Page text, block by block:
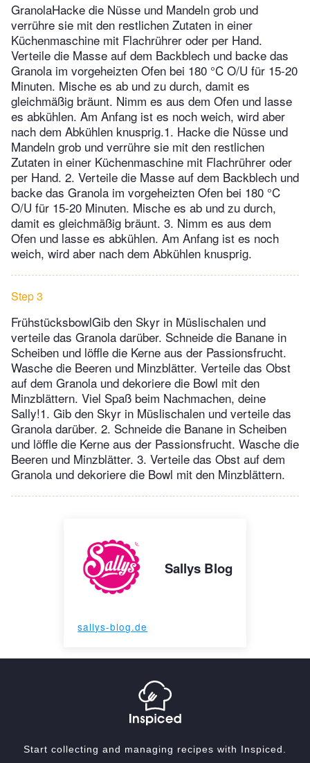
GranolaHacke die Nüsse und Mandeln grob und
verrühre sie mit den restlichen Zutaten in einer
Küchenmaschine mit Flachrührer oder per Hand.
Verteile die Masse auf dem Backblech und backe das
Granola im vorgeheizten Ofen bei 180 °C O/U für 15-20
Minuten. Mische es ab und zu durch, damit es
gleichmäßig bräunt. Nimm es aus dem Ofen und lasse
es abkühlen. Am Anfang ist es noch weich, wird aber
nach dem Abkühlen knusprig.1. Hacke die Nüsse und
Mandeln grob und verrühre sie mit den restlichen
Zutaten in einer Küchenmaschine mit Flachrührer oder
per Hand. 2. Verteile die Masse auf dem Backblech und
backe das Granola im vorgeheizten Ofen bei 180 °C
O/U für 15-20 Minuten. Mische es ab und zu durch,
damit es gleichmäßig bräunt. 3. Nimm es aus dem
Ofen und lasse es abkühlen. Am Anfang ist es noch
weich, wird aber nach dem Abkühlen knusprig.
Step 3
FrühstücksbowlGib den Skyr in Müslischalen und
verteile das Granola darüber. Schneide die Banane in
Scheiben und löffle die Kerne aus der Passionsfrucht.
Wasche die Beeren und Minzblätter. Verteile das Obst
auf dem Granola und dekoriere die Bowl mit den
Minzblättern. Viel Spaß beim Nachmachen, deine
Sally!1. Gib den Skyr in Müslischalen und verteile das
Granola darüber. 2. Schneide die Banane in Scheiben
und löffle die Kerne aus der Passionsfrucht. Wasche die
Beeren und Minzblätter. 3. Verteile das Obst auf dem
Granola und dekoriere die Bowl mit den Minzblättern.
Sallys Blog
sallys-blog.de
Start collecting and managing recipes with Inspiced.